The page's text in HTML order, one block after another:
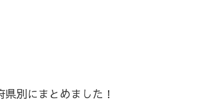
別にまとめました！